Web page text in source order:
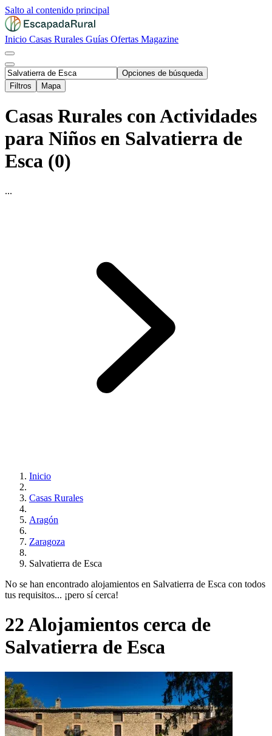
Salto al contenido principal
Inicio Casas Rurales Guías Ofertas Magazine
Opciones de búsqueda
Filtros
Mapa
Casas Rurales con Actividades
para Niños en Salvatierra de
Esca (0)
...
Inicio
Casas Rurales
Aragón
Zaragoza
Salvatierra de Esca
No se han encontrado alojamientos en Salvatierra de Esca con todos
tus requisitos... ¡pero sí cerca!
22 Alojamientos cerca de
Salvatierra de Esca